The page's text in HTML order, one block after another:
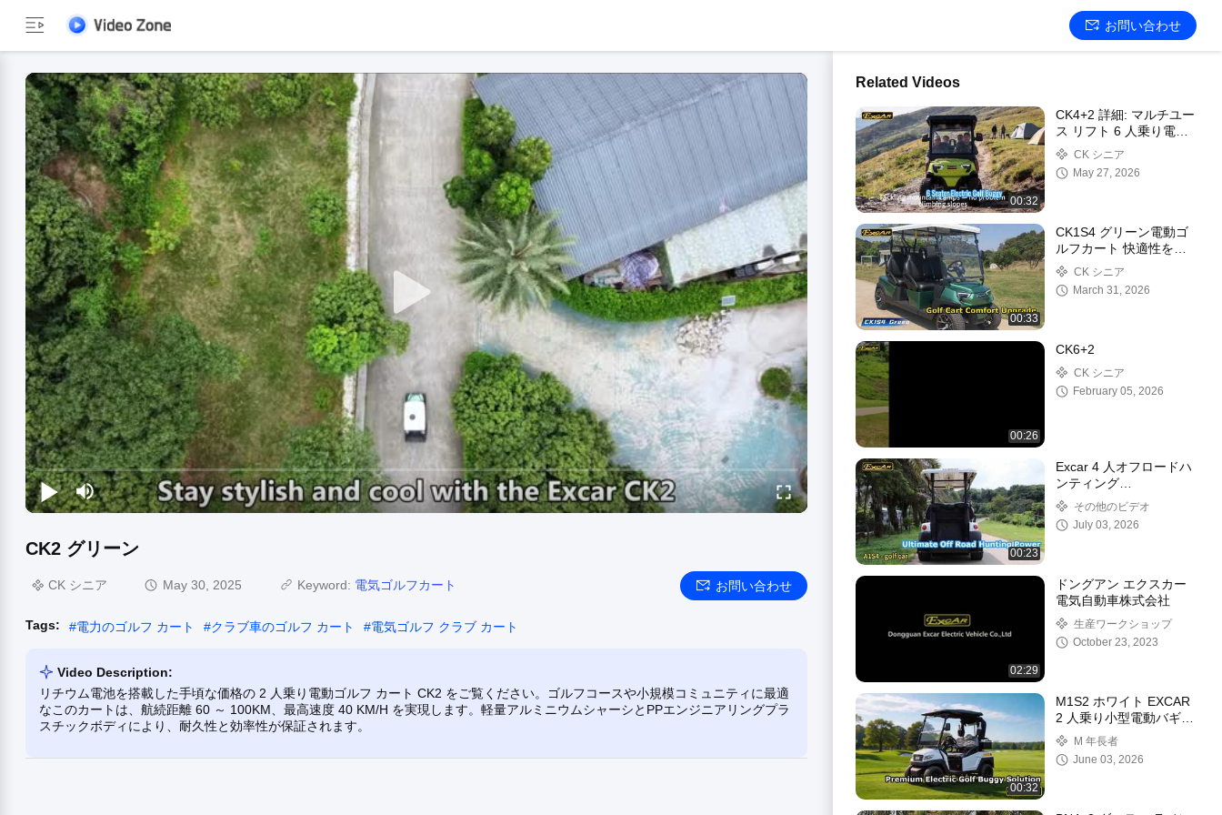
お問い合わせ
CK2 グリーン
CK シニア May 30, 2025 Keyword: 電気ゴルフカート お問い合わせ
Tags: #電力のゴルフ カート #クラブ車のゴルフ カート #電気ゴルフ クラブ カート
Video Description:
リチウム電池を搭載した手頃な価格の 2 人乗り電動ゴルフ カート CK2 をご覧ください。ゴルフコースや小規模コミュニティに最適
なこのカートは、航続距離 60 ～ 100KM、最高速度 40 KM/H を実現します。軽量アルミニウムシャーシとPPエンジニアリングプラ
スチックボディにより、耐久性と効率性が保証されます。
Related Videos
00:32
CK4+2 詳細: マルチユー
ス リフト 6 人乗り電動
ゴルフバギー、リアフリ
ップシートの色がカスタ
マイズ可能
CK シニア
May 27, 2026
00:33
CK1S4 グリーン電動ゴ
ルフカート 快適性を高
めるオプションのプレミ
アムシート。アンプ付き
の堅牢なシャーシ
CK シニア
March 31, 2026
00:26
CK6+2
CK シニア
February 05, 2026
00:23
Excar 4 人オフロードハ
ンティング
ElectricMA1S4 カート、
リチウム電池デモを見る
その他のビデオ
July 03, 2026
02:29
ドングアン エクスカー
電気自動車株式会社
生産ワークショップ
October 23, 2023
00:32
M1S2 ホワイト EXCAR
2 人乗り小型電動バギー
ゴルフ カート PC フロ
ント ガラス ショーケー
ス付き
M 年長者
June 03, 2026